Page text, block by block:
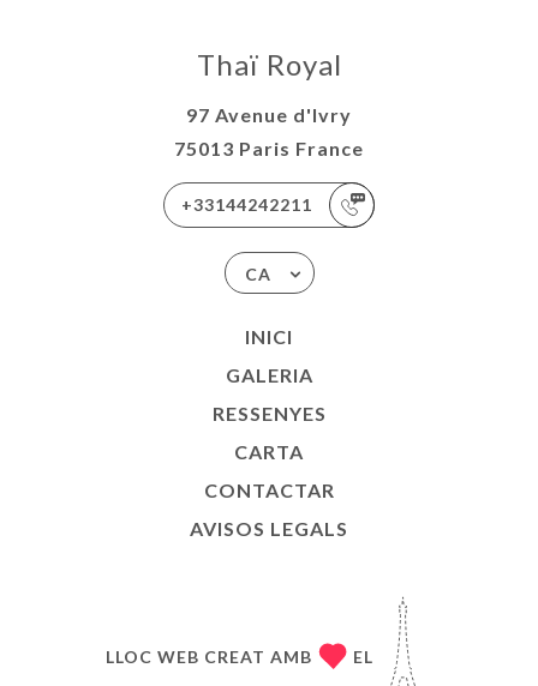
Thaï Royal
97 Avenue d'Ivry
75013 Paris France
+33144242211
CA
INICI
GALERIA
RESSENYES
CARTA
CONTACTAR
AVISOS LEGALS
LLOC WEB CREAT AMB EL